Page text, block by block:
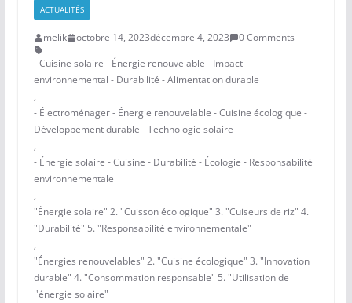
ACTUALITÉS
melik octobre 14, 2023décembre 4, 2023
0 Comments
- Cuisine solaire - Énergie renouvelable - Impact
environnemental - Durabilité - Alimentation durable
,
- Électroménager - Énergie renouvelable - Cuisine écologique -
Développement durable - Technologie solaire
,
- Énergie solaire - Cuisine - Durabilité - Écologie - Responsabilité
environnementale
,
"Énergie solaire" 2. "Cuisson écologique" 3. "Cuiseurs de riz" 4.
"Durabilité" 5. "Responsabilité environnementale"
,
"Énergies renouvelables" 2. "Cuisine écologique" 3. "Innovation
durable" 4. "Consommation responsable" 5. "Utilisation de
l'énergie solaire"